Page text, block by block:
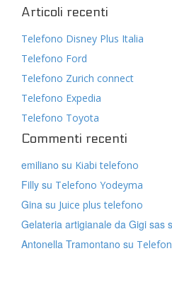
Articoli recenti
Telefono Disney Plus Italia
Telefono Ford
Telefono Zurich connect
Telefono Expedia
Telefono Toyota
Commenti recenti
emiliano su Kiabi telefono
Filly su Telefono Yodeyma
Gina su Juice plus telefono
Gelateria artigianale da Gigi sas
Antonella Tramontano su